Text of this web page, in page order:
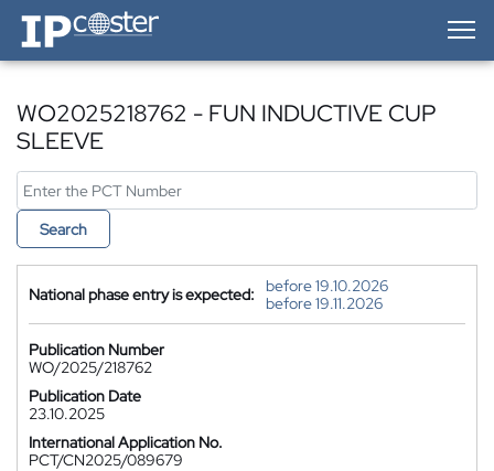
IP-Coster — Home
WO2025218762 - FUN INDUCTIVE CUP
SLEEVE
Search
National phase entry is expected:
before 19.10.2026
before 19.11.2026
Publication Number
WO/2025/218762
Publication Date
23.10.2025
International Application No.
PCT/CN2025/089679